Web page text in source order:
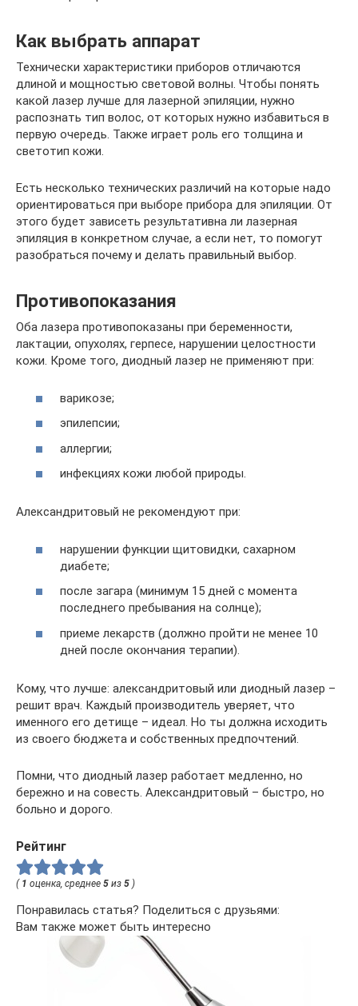
Как выбрать аппарат
Технически характеристики приборов отличаются
длиной и мощностью световой волны. Чтобы понять
какой лазер лучше для лазерной эпиляции, нужно
распознать тип волос, от которых нужно избавиться в
первую очередь. Также играет роль его толщина и
светотип кожи.
Есть несколько технических различий на которые надо
ориентироваться при выборе прибора для эпиляции. От
этого будет зависеть результативна ли лазерная
эпиляция в конкретном случае, а если нет, то помогут
разобраться почему и делать правильный выбор.
Противопоказания
Оба лазера противопоказаны при беременности,
лактации, опухолях, герпесе, нарушении целостности
кожи. Кроме того, диодный лазер не применяют при:
варикозе;
эпилепсии;
аллергии;
инфекциях кожи любой природы.
Александритовый не рекомендуют при:
нарушении функции щитовидки, сахарном
диабете;
после загара (минимум 15 дней с момента
последнего пребывания на солнце);
приеме лекарств (должно пройти не менее 10
дней после окончания терапии).
Кому, что лучше: александритовый или диодный лазер –
решит врач. Каждый производитель уверяет, что
именного его детище – идеал. Но ты должна исходить
из своего бюджета и собственных предпочтений.
Помни, что диодный лазер работает медленно, но
бережно и на совесть. Александритовый – быстро, но
больно и дорого.
Рейтинг
( 1 оценка, среднее 5 из 5 )
Понравилась статья? Поделиться с друзьями:
Вам также может быть интересно